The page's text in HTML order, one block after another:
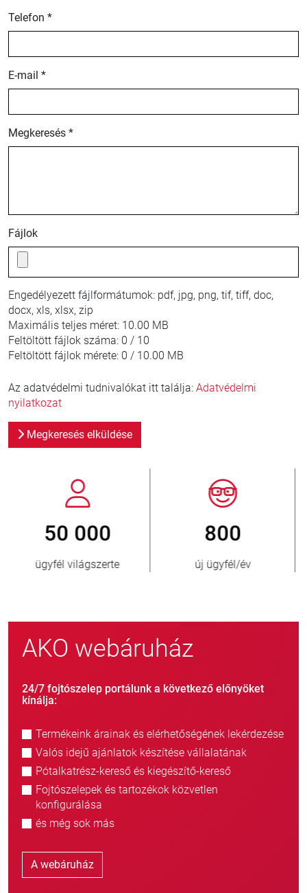
Telefon *
E-mail *
Megkeresés *
Fájlok
Engedélyezett fájlformátumok: pdf, jpg, png, tif, tiff, doc,
docx, xls, xlsx, zip
Maximális teljes méret: 10.00 MB
Feltöltött fájlok száma: 0 / 10
Feltöltött fájlok mérete: 0 / 10.00 MB
Az adatvédelmi tudnivalókat itt találja: Adatvédelmi
nyilatkozat
Megkeresés elküldése
800
új ügyfél/év
> 3 500 000
eladott egység
AKO webáruház
24/7 fojtószelep portálunk a következő előnyöket
kínálja:
Termékeink árainak és elérhetőségének lekérdezése
Valós idejű ajánlatok készítése vállalatának
Pótalkatrész-kereső és kiegészítő-kereső
Fojtószelepek és tartozékok közvetlen
konfigurálása
és még sok más
A webáruház